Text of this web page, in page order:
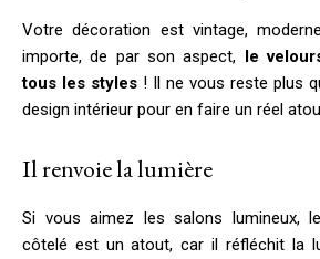
Votre décoration est vintage,
importe, de par son aspect, le
tous les styles ! Il ne vous reste plus
design intérieur pour en faire un réel
Il renvoie la lumière
Si vous aimez les salons lumineux,
côtelé est un atout, car il réfléchit la